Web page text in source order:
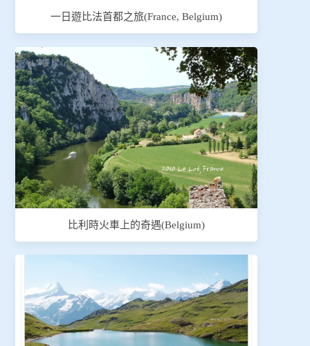
一日遊比法首都之旅(France, Belgium)
比利時火車上的奇遇(Belgium)